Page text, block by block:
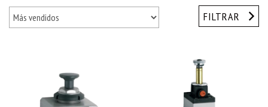
FILTRAR